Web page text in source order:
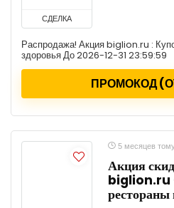
СДЕЛКА
Распродажа! Акция biglion.ru :
здоровья До 2026-12-31 23:59:59
ПРОМОКОД
5 месяцев
Акция
biglion.ru
рестораны